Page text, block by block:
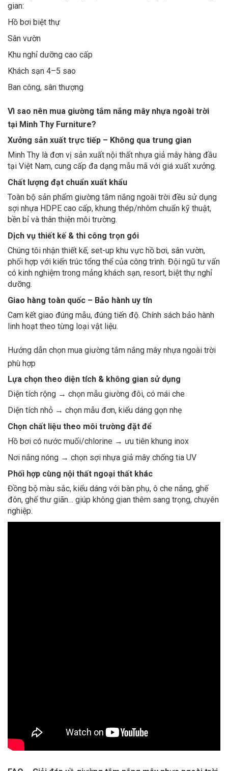
gian:
Hồ bơi biệt thự
Sân vườn
Khu nghỉ dưỡng cao cấp
Khách sạn 4–5 sao
Ban công, sân thượng
Vì sao nên mua giường tắm nắng mây nhựa ngoài trời
tại Minh Thy Furniture?
Xưởng sản xuất trực tiếp – Không qua trung gian
Minh Thy là đơn vị sản xuất nội thất nhựa giả mây hàng đầu
tại Việt Nam, cung cấp đa dạng mẫu mã với giá xuất xưởng.
Chất lượng đạt chuẩn xuất khẩu
Toàn bộ sản phẩm giường tắm nắng ngoài trời đều sử dụng
sợi nhựa HDPE cao cấp, khung thép/nhôm chuẩn kỹ thuật,
bền bỉ và thân thiện môi trường.
Dịch vụ thiết kế & thi công trọn gói
Chúng tôi nhận thiết kế, set-up khu vực hồ bơi, sân vườn,
phối hợp với kiến trúc tổng thể của công trình. Đội ngũ tư vấn
có kinh nghiệm trong mảng khách sạn, resort, biệt thự nghỉ
dưỡng.
Giao hàng toàn quốc – Bảo hành uy tín
Cam kết giao đúng mẫu, đúng tiến độ. Chính sách bảo hành
linh hoạt theo từng loại vật liệu.
Hướng dẫn chọn mua giường tắm nắng mây nhựa ngoài trời
phù hợp
Lựa chọn theo diện tích & không gian sử dụng
Diện tích rộng → chọn mẫu giường đôi, có mái che
Diện tích nhỏ → chọn mẫu đơn, kiểu dáng gọn nhẹ
Chọn chất liệu theo môi trường đặt để
Hồ bơi có nước muối/chlorine → ưu tiên khung inox
Nơi nắng nóng → chọn sợi nhựa giả mây chống tia UV
Phối hợp cùng nội thất ngoại thất khác
Đồng bộ màu sắc, kiểu dáng với bàn phụ, ô che nắng, ghế
đôn, ghế thư giãn… giúp không gian thêm sang trọng, chuyên
nghiệp.